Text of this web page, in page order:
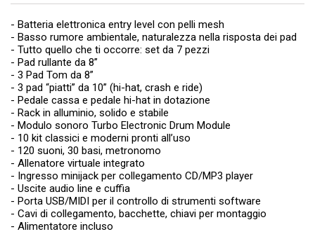
- Batteria elettronica entry level con pelli mesh
- Basso rumore ambientale, naturalezza nella risposta dei pad
- Tutto quello che ti occorre: set da 7 pezzi
- Pad rullante da 8”
- 3 Pad Tom da 8”
- 3 pad “piatti” da 10” (hi-hat, crash e ride)
- Pedale cassa e pedale hi-hat in dotazione
- Rack in alluminio, solido e stabile
- Modulo sonoro Turbo Electronic Drum Module
- 10 kit classici e moderni pronti all’uso
- 120 suoni, 30 basi, metronomo
- Allenatore virtuale integrato
- Ingresso minijack per collegamento CD/MP3 player
- Uscite audio line e cuffia
- Porta USB/MIDI per il controllo di strumenti software
- Cavi di collegamento, bacchette, chiavi per montaggio
- Alimentatore incluso